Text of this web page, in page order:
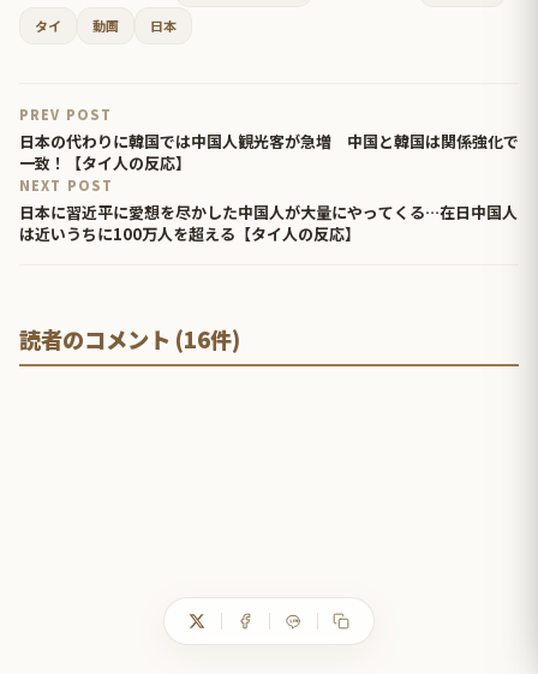
タイ
動画 日本
PREV POST
日本の代わりに韓国では中国人観光客が急増 中国と韓国は関係強化で
一致！【タイ人の反応】
NEXT POST
日本に習近平に愛想を尽かした中国人が大量にやってくる…在日中国人
は近いうちに100万人を超える【タイ人の反応】
読者のコメント (16件)